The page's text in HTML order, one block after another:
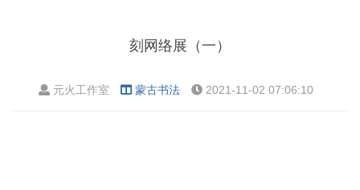
刻网络展（一）
元火工作室 蒙古书法 2021-11-02 07:06:10